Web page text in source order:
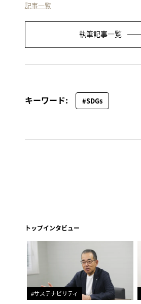
記事一覧
執筆記事一覧
キーワード: #SDGs
トップインタビュー
#サステナビリティ